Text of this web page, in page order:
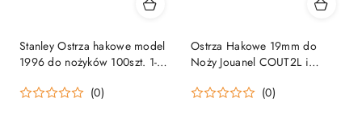
Stanley Ostrza hakowe model
1996 do nożyków 100szt. 1-11-
(0)
Ostrza Hakowe 19mm do
Noży Jouanel COUT2L i
(0)